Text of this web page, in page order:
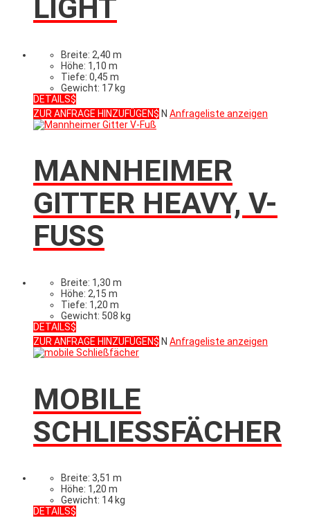
LIGHT
Breite: 2,40 m
Höhe: 1,10 m
Tiefe: 0,45 m
Gewicht: 17 kg
DETAILS
ZUR ANFRAGE HINZUFÜGEN
N Anfrageliste anzeigen
MANNHEIMER
GITTER HEAVY, V-
FUSS
Breite: 1,30 m
Höhe: 2,15 m
Tiefe: 1,20 m
Gewicht: 508 kg
DETAILS
ZUR ANFRAGE HINZUFÜGEN
N Anfrageliste anzeigen
MOBILE
SCHLIESSFÄCHER
Breite: 3,51 m
Höhe: 1,20 m
Gewicht: 14 kg
DETAILS